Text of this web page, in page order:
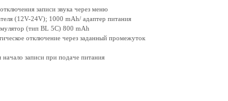
записи звука через меню
24V); 1000 mAh/ адаптер питания
(тип BL 5C) 800 mAh
отключение через заданный промежуток
при подаче питания